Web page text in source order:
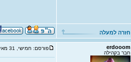
חזרה למעלה
erdooom
חבר בקהילה
פורסם: חמישי, 31 מאי, 2007 11:25